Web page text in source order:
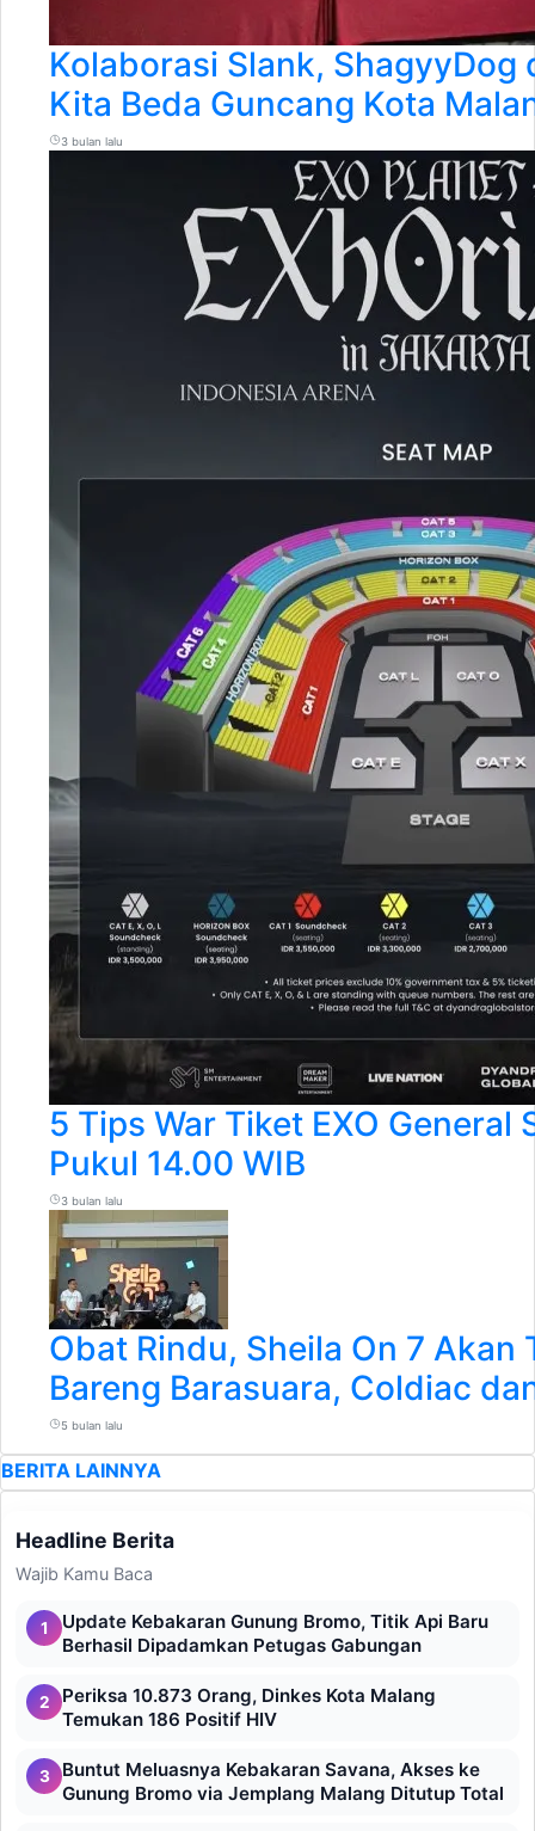
Kolaborasi Slank, ShagyyDog
Kita Beda Guncang Kota
3 bulan lalu
5 Tips War Tiket EXO General
Pukul 14.00 WIB
3 bulan lalu
Obat Rindu, Sheila On 7 Akan
Bareng Barasuara, Coldiac
5 bulan lalu
BERITA LAINNYA
Headline Berita
Wajib Kamu Baca
1
Update Kebakaran Gunung Bromo, Titik Api Baru
Berhasil Dipadamkan Petugas Gabungan
2
Periksa 10.873 Orang, Dinkes Kota Malang
Temukan 186 Positif HIV
3
Buntut Meluasnya Kebakaran Savana, Akses ke
Gunung Bromo via Jemplang Malang Ditutup Total